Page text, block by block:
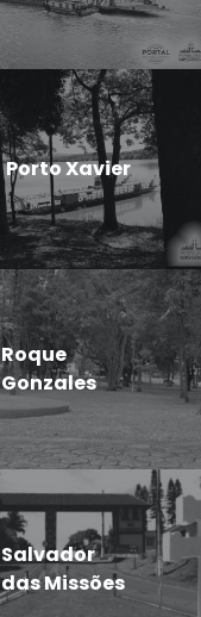
Porto Xavier
Roque
Gonzales
Salvador
das Missões